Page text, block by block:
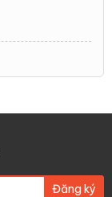
Đăng ký